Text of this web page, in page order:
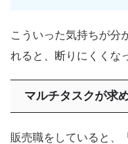
こういった気持ちが分
れると、断りにくくな
マルチタスクが求
販売職をしていると、